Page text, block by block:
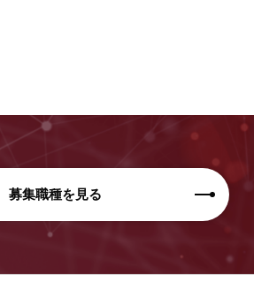
募集職種を見る